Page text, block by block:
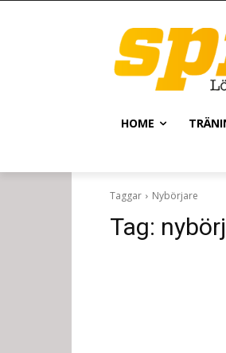
HOME
Taggar Nybörjare
Tag: